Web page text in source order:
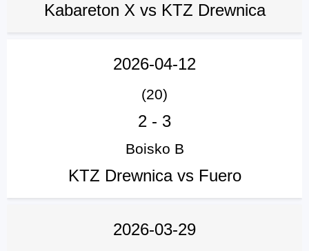
Kabareton X vs KTZ Drewnica
2026-04-12
(20)
2 - 3
Boisko B
KTZ Drewnica vs Fuero
2026-03-29